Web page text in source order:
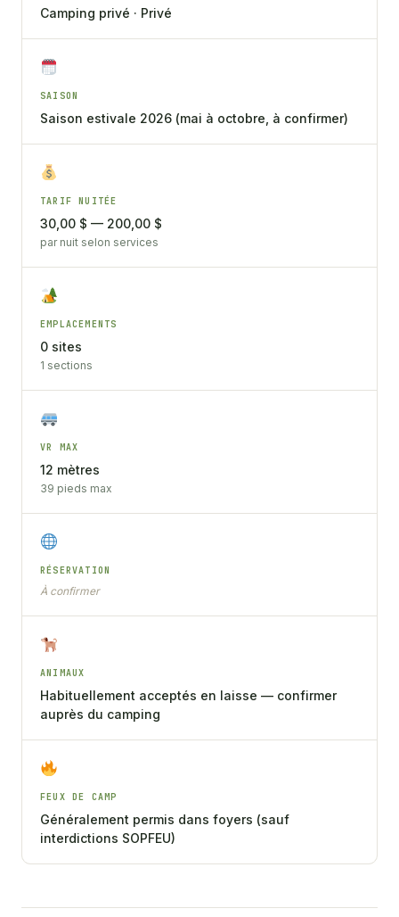
Camping privé · Privé
SAISON
Saison estivale 2026 (mai à octobre, à confirmer)
TARIF NUITÉE
30,00 $ — 200,00 $
par nuit selon services
EMPLACEMENTS
0 sites
1 sections
VR MAX
12 mètres
39 pieds max
RÉSERVATION
À confirmer
ANIMAUX
Habituellement acceptés en laisse — confirmer
auprès du camping
FEUX DE CAMP
Généralement permis dans foyers (sauf
interdictions SOPFEU)